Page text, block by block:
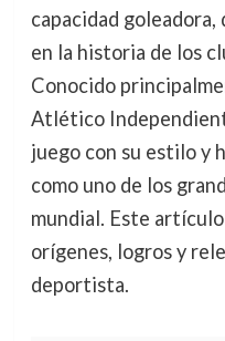
capacidad
en la historia de los
Conocido
Atlético
juego con su estilo y
como uno de los
mundial. Este
orígenes, logros y
deportista.